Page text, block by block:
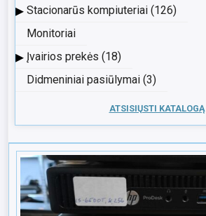
▸ Stacionarūs kompiuteriai (126)
Monitoriai
▸ Įvairios prekės (18)
Didmeniniai pasiūlymai (3)
ATSISIŲSTI KATALOGĄ